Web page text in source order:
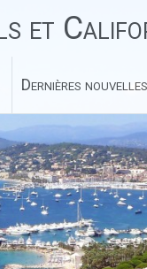
et
Dernières nouvelles